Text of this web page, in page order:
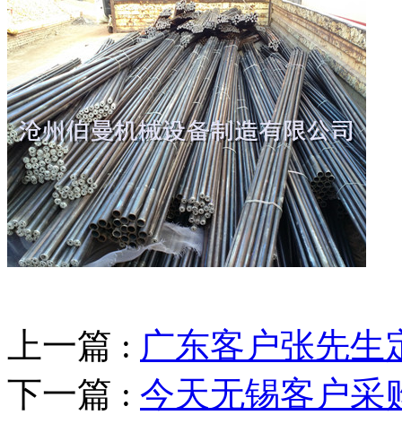
上一篇 : 广东客户张先生
下一篇 : 今天无锡客户采